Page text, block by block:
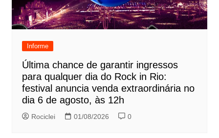
Informe
Última chance de garantir ingressos
para qualquer dia do Rock in Rio:
festival anuncia venda extraordinária no
dia 6 de agosto, às 12h
Rociclei 01/08/2026 0